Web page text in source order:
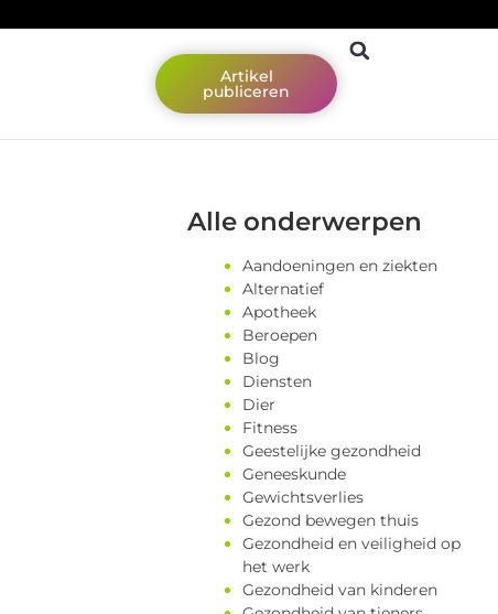
Artikel
publiceren
Alle onderwerpen
Aandoeningen en ziekten
Alternatief
Apotheek
Beroepen
Blog
Diensten
Dier
Fitness
Geestelijke gezondheid
Geneeskunde
Gewichtsverlies
Gezond bewegen thuis
Gezondheid en veiligheid op
het werk
Gezondheid van kinderen